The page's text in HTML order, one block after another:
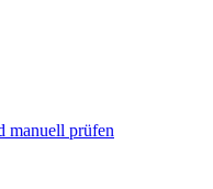
manuell prüfen